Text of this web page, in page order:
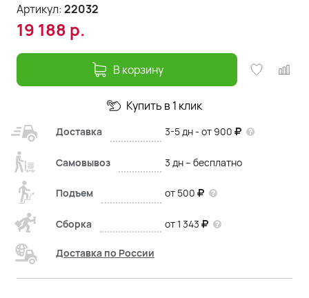
Артикул:22032
19 188 р.
В корзину
Купить в 1 клик
Доставка 3-5 дн - от 900
Самовывоз 3 дн – бесплатно
Подъем от 500
Сборка от 1 343
Доставка по России